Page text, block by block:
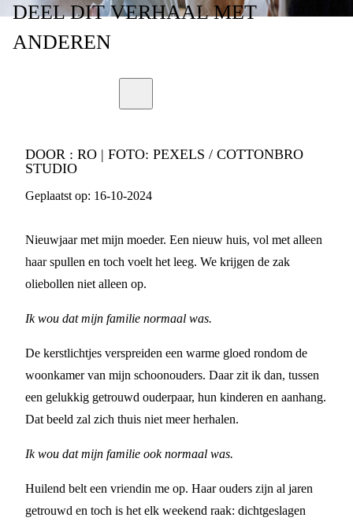
DEELDIT VERHAALMET
ANDEREN
DOOR : RO | FOTO: PEXELS / COTTONBRO
STUDIO
Geplaatst op: 16-10-2024
Nieuwjaar met mijn moeder. Een nieuw huis, vol met alleen
haar spullen en toch voelt het leeg. We krijgen de zak
oliebollen niet alleen op.
Ik wou dat mijn familie normaal was.
De kerstlichtjes verspreiden een warme gloed rondom de
woonkamer van mijn schoonouders. Daar zit ik dan, tussen
een gelukkig getrouwd ouderpaar, hun kinderen en aanhang.
Dat beeld zal zich thuis niet meer herhalen.
Ik wou dat mijn familie ook normaal was.
Huilend belt een vriendin me op. Haar ouders zijn al jaren
getrouwd en toch is het elk weekend raak: dichtgeslagen